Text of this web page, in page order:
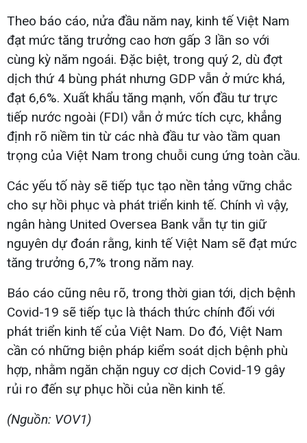
Theo báo cáo, nửa đầu năm nay, kinh tế Việt Nam
đạt mức tăng trưởng cao hơn gấp 3 lần so với
cùng kỳ năm ngoái. Đặc biệt, trong quý 2, dù đợt
dịch thứ 4 bùng phát nhưng GDP vẫn ở mức khá,
đạt 6,6%. Xuất khẩu tăng mạnh, vốn đầu tư trực
tiếp nước ngoài (FDI) vẫn ở mức tích cực, khẳng
định rõ niềm tin từ các nhà đầu tư vào tầm quan
trọng của Việt Nam trong chuỗi cung ứng toàn cầu.
Các yếu tố này sẽ tiếp tục tạo nền tảng vững chắc
cho sự hồi phục và phát triển kinh tế. Chính vì vậy,
ngân hàng United Oversea Bank vẫn tự tin giữ
nguyên dự đoán rằng, kinh tế Việt Nam sẽ đạt mức
tăng trưởng 6,7% trong năm nay.
Báo cáo cũng nêu rõ, trong thời gian tới, dịch bệnh
Covid-19 sẽ tiếp tục là thách thức chính đối với
phát triển kinh tế của Việt Nam. Do đó, Việt Nam
cần có những biện pháp kiểm soát dịch bệnh phù
hợp, nhằm ngăn chặn nguy cơ dịch Covid-19 gây
rủi ro đến sự phục hồi của nền kinh tế.
(Nguồn: VOV1)